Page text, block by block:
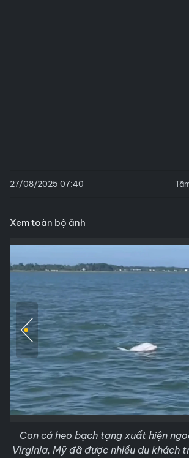
27/08/2025 07:40
Xem toàn bộ ảnh
Con cá heo bạch tạng xuất hiện
Virginia, Mỹ đã được nhiều du khách